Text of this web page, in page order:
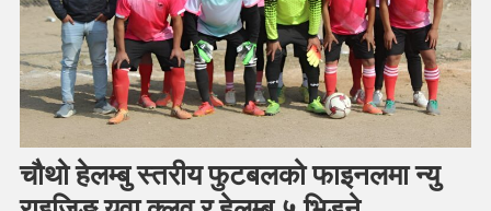
चौथो हेलम्बु स्तरीय फुटबलको फाइनलमा न्यु